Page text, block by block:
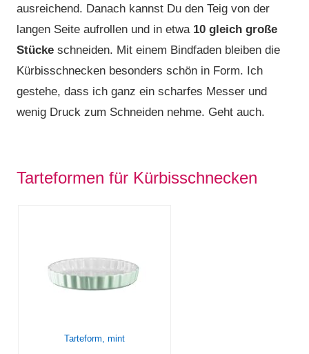
ausreichend. Danach kannst Du den Teig von der
langen Seite aufrollen und in etwa 10 gleich große
Stücke schneiden. Mit einem Bindfaden bleiben die
Kürbisschnecken besonders schön in Form. Ich
gestehe, dass ich ganz ein scharfes Messer und
wenig Druck zum Schneiden nehme. Geht auch.
Tarteformen für Kürbisschnecken
Tarteform, mint